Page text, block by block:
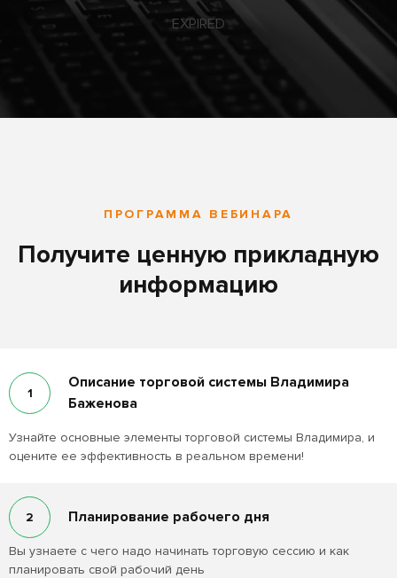
EXPIRED
ПРОГРАММА ВЕБИНАРА
Получите ценную прикладную
информацию
1
Описание торговой системы Владимира
Баженова
Узнайте основные элементы торговой системы Владимира, и
оцените ее эффективность в реальном времени!
2 Планирование рабочего дня
Вы узнаете с чего надо начинать торговую сессию и как
планировать свой рабочий день